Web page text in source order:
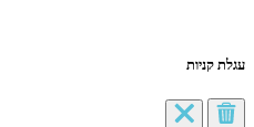
עגלת קניות